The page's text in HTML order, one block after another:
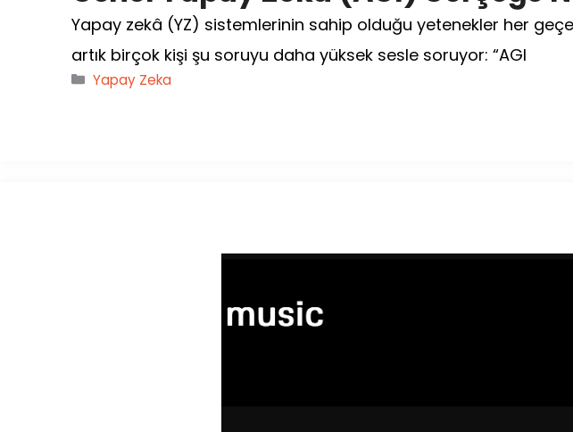
Yapay zekâ (YZ) sistemlerinin sahip olduğu yetenekler her
artık birçok kişi şu soruyu daha yüksek sesle soruyor: “AGI
Kategoriler
Yapay Zeka